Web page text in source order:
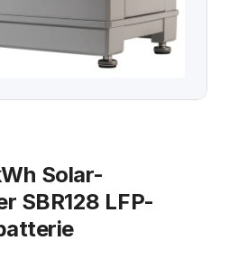
Solar-
SBR128 LFP-